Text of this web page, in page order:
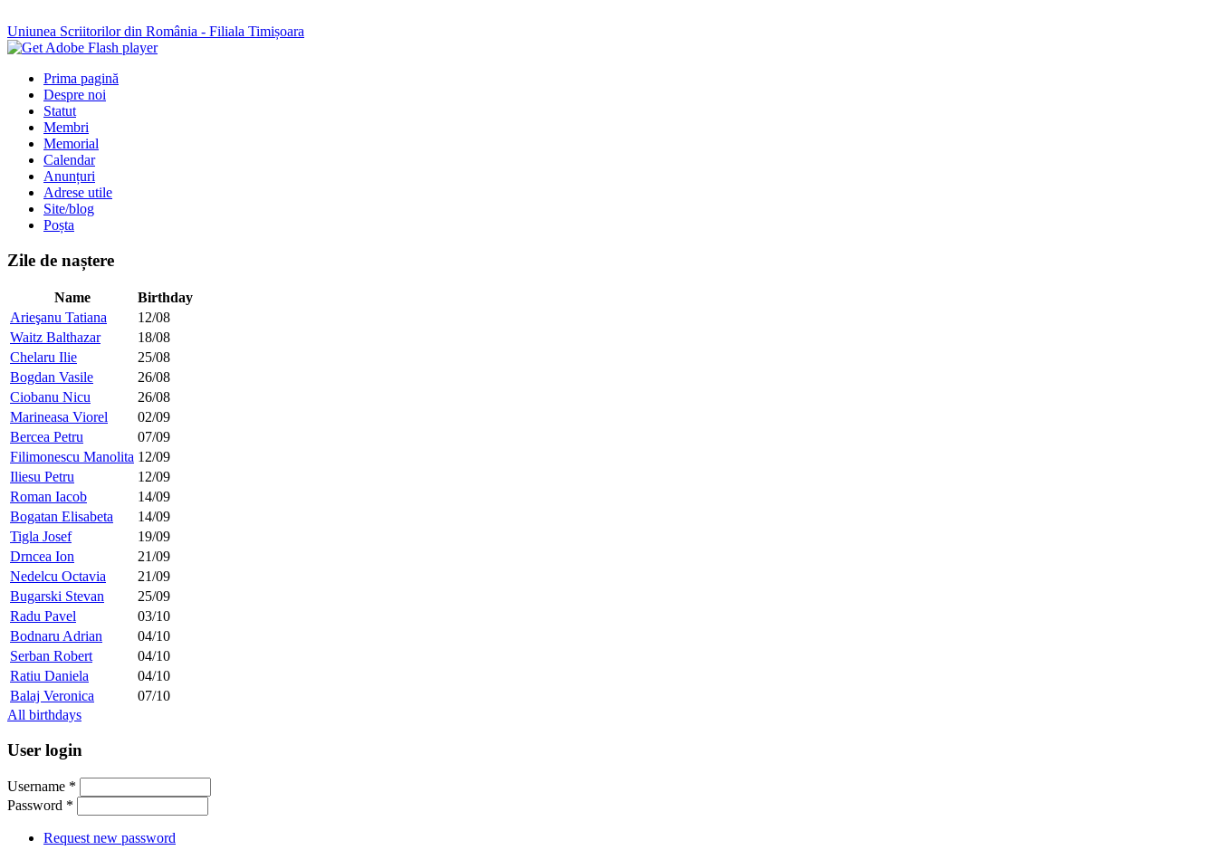
Uniunea Scriitorilor din România - Filiala Timișoara
Prima pagină
Despre noi
Statut
Membri
Memorial
Calendar
Anunțuri
Adrese utile
Site/blog
Poșta
Zile de naștere
Name
Birthday
Arieşanu Tatiana
12/08
Waitz Balthazar
18/08
Chelaru Ilie
25/08
Bogdan Vasile
26/08
Ciobanu Nicu
26/08
Marineasa Viorel
02/09
Bercea Petru
07/09
Filimonescu Manolita 12/09
Iliesu Petru
12/09
Roman Iacob
14/09
Bogatan Elisabeta
14/09
Tigla Josef
19/09
Drncea Ion
21/09
Nedelcu Octavia
21/09
Bugarski Stevan
25/09
Radu Pavel
03/10
Bodnaru Adrian
04/10
Serban Robert
04/10
Ratiu Daniela
04/10
Balaj Veronica
07/10
All birthdays
User login
Username *
Password *
Request new password